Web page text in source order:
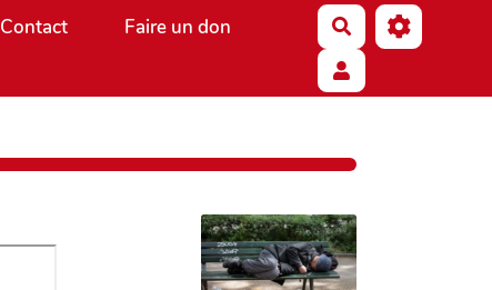
Contact
Faire un don
Rechercher